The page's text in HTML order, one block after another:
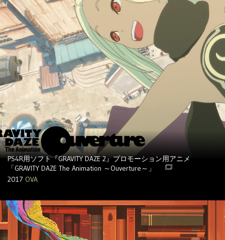
PS4R用ソフト『GRAVITY DAZE 2』プロモーション用アニメ
「GRAVITY DAZE The Animation ～Ouverture～」
2017 OVA